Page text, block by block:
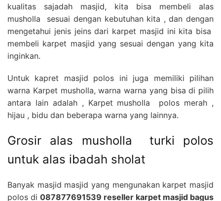
kualitas sajadah masjid, kita bisa membeli alas
musholla sesuai dengan kebutuhan kita , dan dengan
mengetahui jenis jeins dari karpet masjid ini kita bisa
membeli karpet masjid yang sesuai dengan yang kita
inginkan.
Untuk kapret masjid polos ini juga memiliki pilihan
warna Karpet musholla, warna warna yang bisa di pilih
antara lain adalah , Karpet musholla polos merah ,
hijau , bidu dan beberapa warna yang lainnya.
Grosir alas musholla turki polos
untuk alas ibadah sholat
Banyak masjid masjid yang mengunakan karpet masjid
polos di 087877691539 reseller karpet masjid bagus